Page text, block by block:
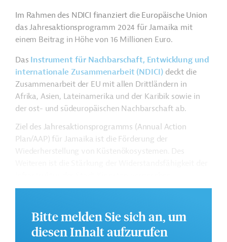
Im Rahmen des NDICI finanziert die Europäische Union
das Jahresaktionsprogramm 2024 für Jamaika mit
einem Beitrag in Höhe von 16 Millionen Euro.
Das Instrument für Nachbarschaft, Entwicklung und
internationale Zusammenarbeit (NDICI) deckt die
Zusammenarbeit der EU mit allen Drittländern in
Afrika, Asien, Lateinamerika und der Karibik sowie in
der ost- und südeuropäischen Nachbarschaft ab.
Ziel des Jahresaktionsprogramms (Annual Action
Plan/AAP) für Jamaika ist die Förderung der
Wiederherstellung von Küstenökosystemen. Des
Weitere Informationen über das
Jahresaktionsprogramm finden Sie in den
Bitte melden Sie sich an, um
diesen Inhalt aufzurufen